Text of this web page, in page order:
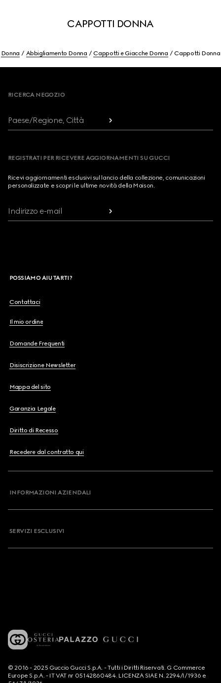
CAPPOTTI DONNA
Donna Abbigliamento Donna Cappotti e Giacche Donna Cappotti Donna
RICERCA NEGOZIO
Paese/Regione, Città
REGISTRATI PER RICEVERE AGGIORNAMENTI SU GUCCI
Ricevi aggiornamenti esclusivi sul lancio della collezione, comunicazioni
personalizzate e scopri le ultime novità della Maison.
Indirizzo e-mail
POSSIAMO AIUTARTI?
Contattaci
Il mio ordine
Domande Frequenti
Disiscrizione Newsletter
Mappa del sito
Garanzia Legale
Diritto di Recesso
Recedere dal contratto qui
INFORMAZIONI AZIENDALI
SERVIZI ESCLUSIVI
© 2016 - 2025 Guccio Gucci S.p.A. - Tutti i Diritti Riservati. G Commerce
Europe S.p.A. - IT VAT nr 05142860484. LICENZA SIAE N. 2294/I/1936 e